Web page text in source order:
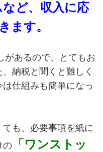
ど、収入に応
ます。
があるので、とてもお
納税と聞くと難しく
仕組みも簡単になっ
も、必要事項を紙に
の
「ワンストッ